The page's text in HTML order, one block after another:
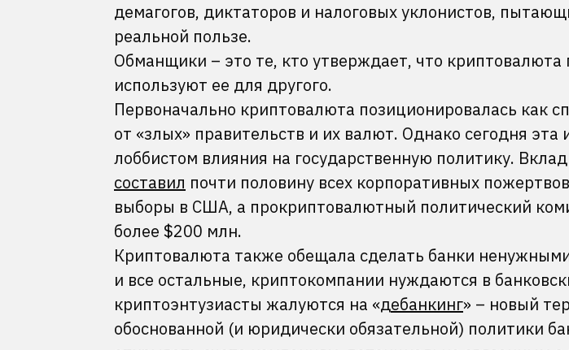
демагогов, диктаторов и налоговых уклонистов,
реальной пользе.
Обманщики – это те, кто утверждает, что криптовалюта
используют ее для другого.
Первоначально криптовалюта позиционировалась как
от «злых» правительств и их валют. Однако сегодня эта
лоббистом влияния на государственную политику.
составил почти половину всех корпоративных
выборы в США, а прокриптовалютный политический
более $200 млн.
Криптовалюта также обещала сделать банки
и все остальные, криптокомпании нуждаются в
криптоэнтузиасты жалуются на «дебанкинг» – новый
обоснованной (и юридически обязательной) политики